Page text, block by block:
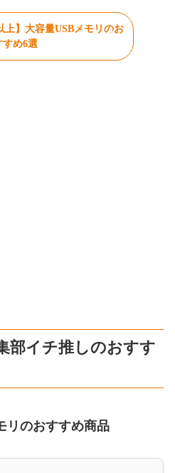
上】大容量USBメモリのお
すめ6選
部イチ推しのおすす
リのおすすめ商品